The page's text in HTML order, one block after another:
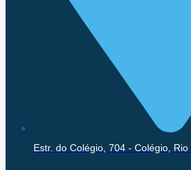
Estr. do Colégio, 704 - Colégio,